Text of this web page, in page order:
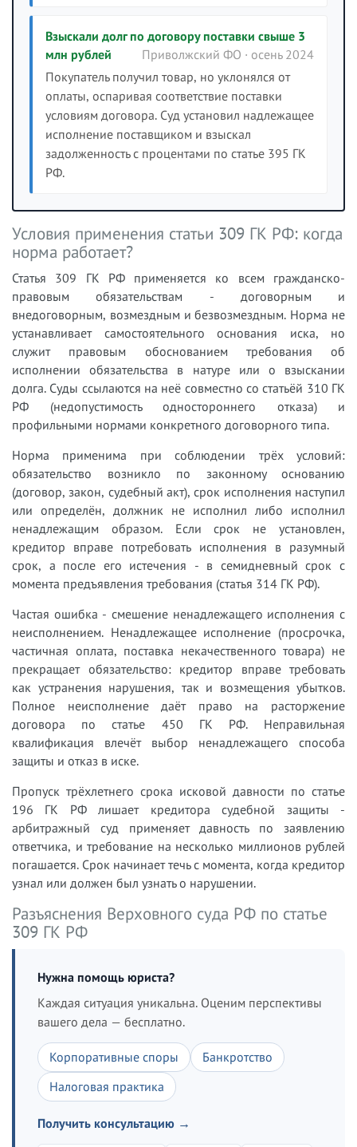
Взыскали долг по договору поставки свыше 3
млн рублей
Приволжский ФО · осень 2024
Покупатель получил товар, но уклонялся от
оплаты, оспаривая соответствие поставки
условиям договора. Суд установил надлежащее
исполнение поставщиком и взыскал
задолженность с процентами по статье 395 ГК
РФ.
Условия применения статьи 309 ГК РФ: когда
норма работает?
Статья 309 ГК РФ применяется ко всем гражданско-
правовым обязательствам - договорным и
внедоговорным, возмездным и безвозмездным. Норма не
устанавливает самостоятельного основания иска, но
служит правовым обоснованием требования об
исполнении обязательства в натуре или о взыскании
долга. Суды ссылаются на неё совместно со статьёй 310 ГК
РФ (недопустимость одностороннего отказа) и
профильными нормами конкретного договорного типа.
Норма применима при соблюдении трёх условий:
обязательство возникло по законному основанию
(договор, закон, судебный акт), срок исполнения наступил
или определён, должник не исполнил либо исполнил
ненадлежащим образом. Если срок не установлен,
кредитор вправе потребовать исполнения в разумный
срок, а после его истечения - в семидневный срок с
момента предъявления требования (статья 314 ГК РФ).
Частая ошибка - смешение ненадлежащего исполнения с
неисполнением. Ненадлежащее исполнение (просрочка,
частичная оплата, поставка некачественного товара) не
прекращает обязательство: кредитор вправе требовать
как устранения нарушения, так и возмещения убытков.
Полное неисполнение даёт право на расторжение
договора по статье 450 ГК РФ. Неправильная
квалификация влечёт выбор ненадлежащего способа
защиты и отказ в иске.
Пропуск трёхлетнего срока исковой давности по статье
196 ГК РФ лишает кредитора судебной защиты -
арбитражный суд применяет давность по заявлению
ответчика, и требование на несколько миллионов рублей
погашается. Срок начинает течь с момента, когда кредитор
узнал или должен был узнать о нарушении.
Разъяснения Верховного суда РФ по статье
309 ГК РФ
Нужна помощь юриста?
Каждая ситуация уникальна. Оценим перспективы
вашего дела — бесплатно.
Корпоративные споры
Банкротство
Налоговая практика
Получить консультацию →